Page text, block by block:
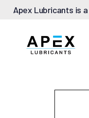
Apex Lubricants is